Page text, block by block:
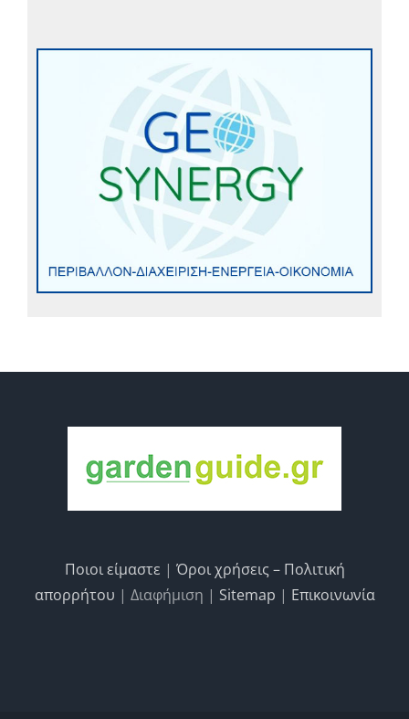
Ποιοι είμαστε | Όροι χρήσεις – Πολιτική
απορρήτου | Διαφήμιση | Sitemap | Επικοινωνία